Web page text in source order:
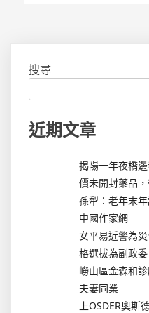
搜尋
近期文章
揭陽一年夜橋
價未開封藥品
孫犁：老年末
中國作家網
女平易近警為
格選拔為副政委
嶗山區金森和
夫妻同業
上OSDER奧斯